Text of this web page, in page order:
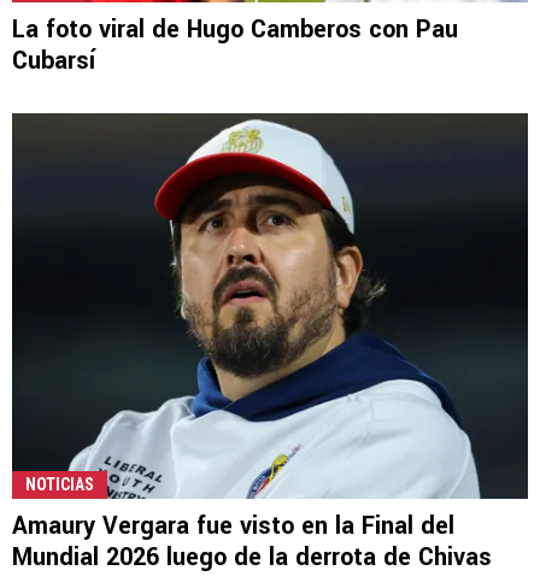
La foto viral de Hugo Camberos con Pau
Cubarsí
NOTICIAS
Amaury Vergara fue visto en la Final del
Mundial 2026 luego de la derrota de Chivas